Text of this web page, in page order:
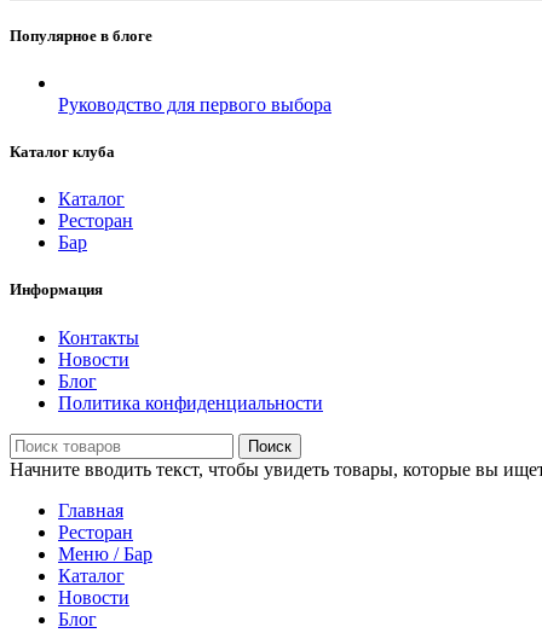
Популярное в блоге
Руководство для первого выбора
Каталог клуба
Каталог
Ресторан
Бар
Информация
Контакты
Новости
Блог
Политика конфиденциальности
Поиск
Начните вводить текст, чтобы увидеть товары, которые вы
Главная
Ресторан
Меню / Бар
Каталог
Новости
Блог